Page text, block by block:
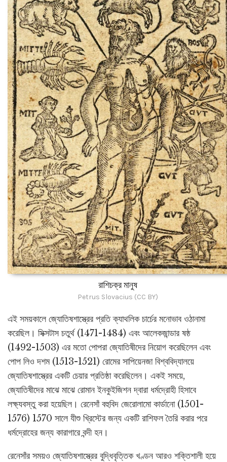
রাশিচক্র মানুষ
Petrus Slovacius (CC BY)
এই সময়কালে জ্যোতিষশাস্ত্রের প্রতি ক্যাথলিক চার্চের মনোভাব ওঠানামা
করেছিল। সিক্সটাস চতুর্থ (1471-1484) এবং আলেকজান্ডার ষষ্ঠ
(1492-1503) এর মতো পোপরা জ্যোতিষীদের নিয়োগ করেছিলেন এবং
পোপ লিও দশম (1513-1521) রোমের সাপিয়েনজা বিশ্ববিদ্যালয়ে
জ্যোতিষশাস্ত্রের একটি চেয়ার প্রতিষ্ঠা করেছিলেন। একই সময়ে,
জ্যোতিষীদের মাঝে মাঝে রোমান ইনকুইজিশন দ্বারা ধর্মদ্রোহী হিসাবে
লক্ষ্যবস্তু করা হয়েছিল। রেনেসাঁ বহুবিদ জেরোলামো কার্ডানো (1501-
1576) 1570 সালে যীশু খ্রিস্টের জন্য একটি রাশিফল তৈরি করার পরে
ধর্মদ্রোহের জন্য কারাগারে বন্দী হন।
রেনেসাঁর সময়ও জ্যোতিষশাস্ত্রের বুদ্ধিবৃত্তিক খণ্ডন আরও শক্তিশালী হয়ে